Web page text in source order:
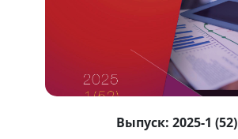
Выпуск:2025-1 (52)